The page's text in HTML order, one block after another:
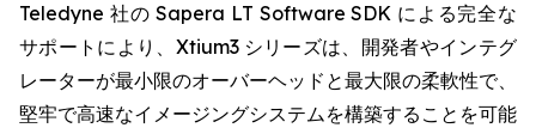
Teledyne 社の Sapera LT Software SDK による完全な
サポートにより、Xtium3 シリーズは、開発者やインテグ
レーターが最小限のオーバーヘッドと最大限の柔軟性で、
堅牢で高速なイメージングシステムを構築することを可能